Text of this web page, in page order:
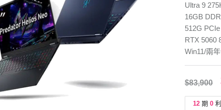
Ultra 9
16GB
512G
RTX 5060
Win11/兩
$83,900
12 期 0